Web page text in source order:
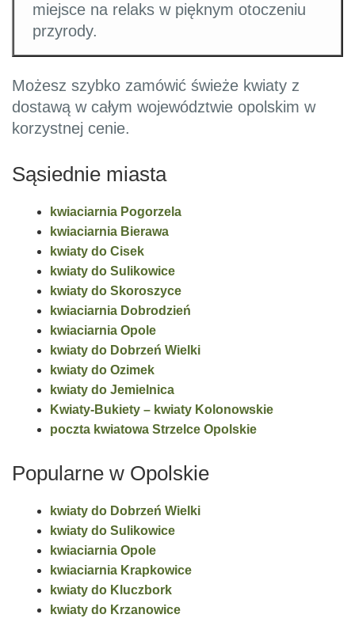
miejsce na relaks w pięknym otoczeniu
przyrody.
Możesz szybko zamówić świeże kwiaty z
dostawą w całym województwie opolskim w
korzystnej cenie.
Sąsiednie miasta
kwiaciarnia Pogorzela
kwiaciarnia Bierawa
kwiaty do Cisek
kwiaty do Sulikowice
kwiaty do Skoroszyce
kwiaciarnia Dobrodzień
kwiaciarnia Opole
kwiaty do Dobrzeń Wielki
kwiaty do Ozimek
kwiaty do Jemielnica
Kwiaty-Bukiety – kwiaty Kolonowskie
poczta kwiatowa Strzelce Opolskie
Popularne w Opolskie
kwiaty do Dobrzeń Wielki
kwiaty do Sulikowice
kwiaciarnia Opole
kwiaciarnia Krapkowice
kwiaty do Kluczbork
kwiaty do Krzanowice